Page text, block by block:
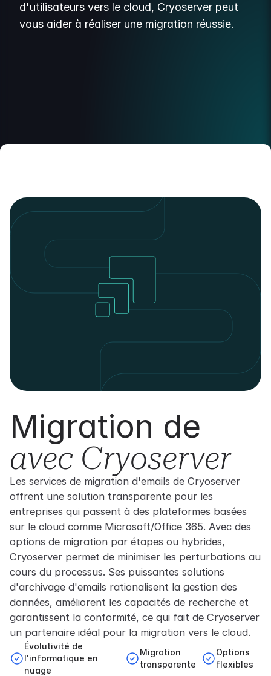
d'utilisateurs vers le cloud, Cryoserver peut
vous aider à réaliser une migration réussie.
Migration de
avec Cryoserver
Les services de migration d'emails de Cryoserver
offrent une solution transparente pour les
entreprises qui passent à des plateformes basées
sur le cloud comme Microsoft/Office 365. Avec des
options de migration par étapes ou hybrides,
Cryoserver permet de minimiser les perturbations au
cours du processus. Ses puissantes solutions
d'archivage d'emails rationalisent la gestion des
données, améliorent les capacités de recherche et
garantissent la conformité, ce qui fait de Cryoserver
un partenaire idéal pour la migration vers le cloud.
Évolutivité de
l'informatique en
nuage
Migration
transparente
Options
flexibles